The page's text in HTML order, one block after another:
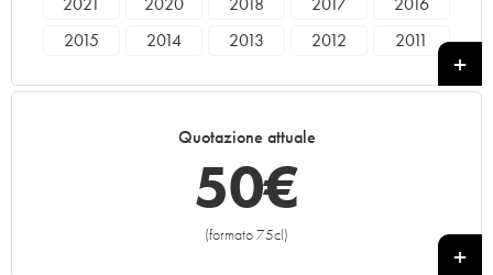
2015
2014 2013 2012
2011
1999 1998
Quotazione attuale
50€
(formato 75cl)
+